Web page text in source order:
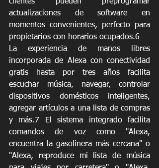
actualizaciones de software en
momentos convenientes, perfecto para
propietarios con horarios ocupados.6
La experiencia de manos libres
incorporada de Alexa con conectividad
gratis hasta por tres años facilita
escuchar música, navegar, controlar
dispositivos domésticos inteligentes,
agregar artículos a una lista de compras
y más.7 El sistema integrado facilita
comandos de voz como "Alexa,
encuentra la gasolinera más cercana" o
"Alexa, reproduce mi lista de música